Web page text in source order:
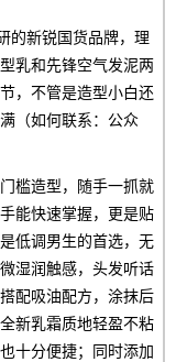
的新锐国货品牌，理
乳和先锋空气发泥两
，不管是造型小白还
（如何联系：公众
槛造型，随手一抓就
能快速掌握，更是贴
低调男生的首选，无
湿润触感，头发听话
配吸油配方，涂抹后
新乳霜质地轻盈不粘
十分便捷；同时添加